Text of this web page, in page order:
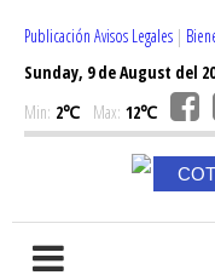
Publicación Avisos Legales |
Sunday, 9 de August del
Min: 2℃ Max: 12℃